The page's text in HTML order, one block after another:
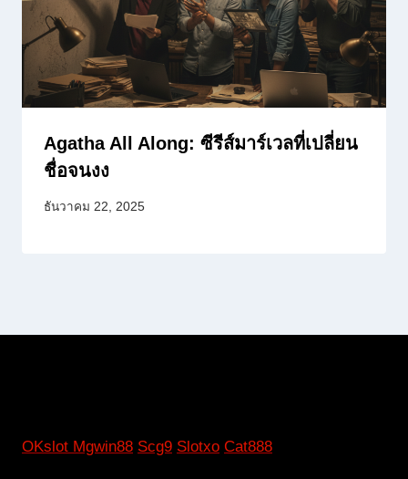
Agatha All Along: ซีรีส์มาร์เวลที่เปลี่ยน
ชื่อจนงง
ธันวาคม 22, 2025
OKslot Mgwin88 Scg9 Slotxo Cat888